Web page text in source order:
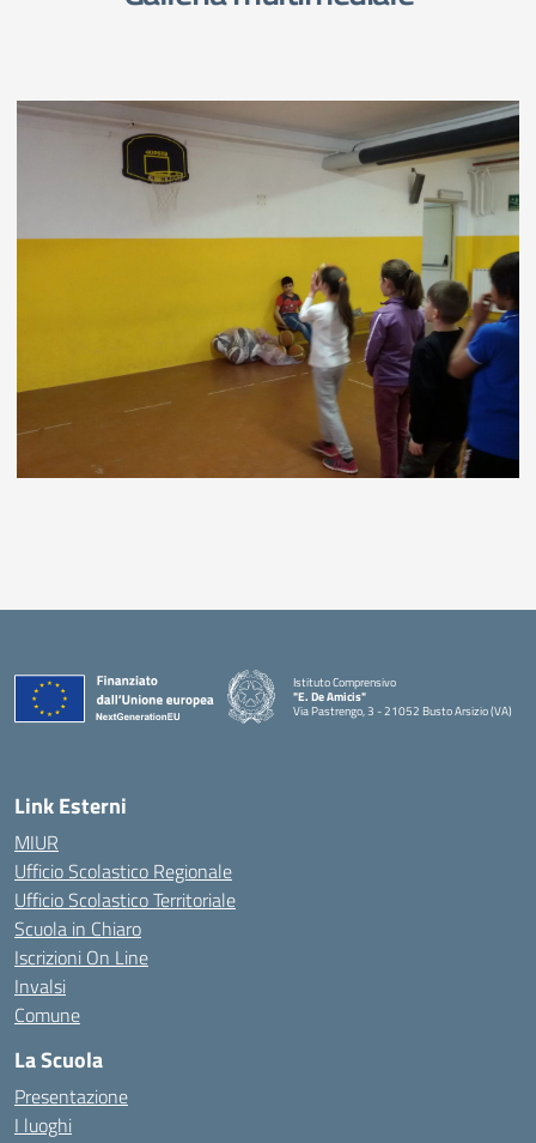
Istituto Comprensivo
"E. De Amicis"
Via Pastrengo, 3 - 21052 Busto Arsizio (VA)
Link Esterni
MIUR
Ufficio Scolastico Regionale
Ufficio Scolastico Territoriale
Scuola in Chiaro
Iscrizioni On Line
Invalsi
Comune
La Scuola
Presentazione
I luoghi